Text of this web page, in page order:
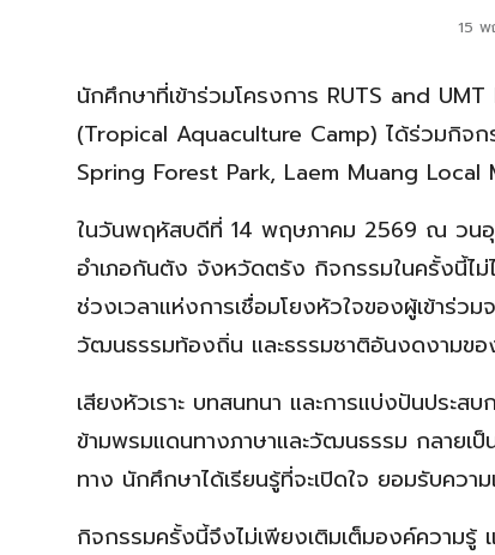
15
นักศึกษาที่เข้าร่วมโครงการ RUTS and
(Tropical Aquaculture Camp) ได้ร่วมกิจ
Spring Forest Park, Laem Muang
ในวันพฤหัสบดีที่ 14 พฤษภาคม 2569 ณ วนอุ
อำเภอกันตัง จังหวัดตรัง กิจกรรมในครั้งนี้ไม่
ช่วงเวลาแห่งการเชื่อมโยงหัวใจของผู้เข้าร่ว
วัฒนธรรมท้องถิ่น และธรรมชาติอันงดงามข
เสียงหัวเราะ บทสนทนา และการแบ่งปันประ
ข้ามพรมแดนทางภาษาและวัฒนธรรม กลายเ
ทาง นักศึกษาได้เรียนรู้ที่จะเปิดใจ ยอมรับคว
กิจกรรมครั้งนี้จึงไม่เพียงเติมเต็มองค์ความรู้